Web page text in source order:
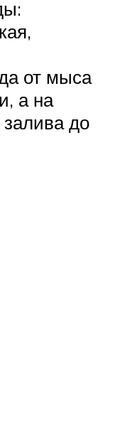
от мыса
а на
залива до